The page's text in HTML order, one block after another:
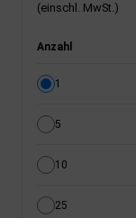
(einschl. MwSt.)
Anzahl
1
5
10
25